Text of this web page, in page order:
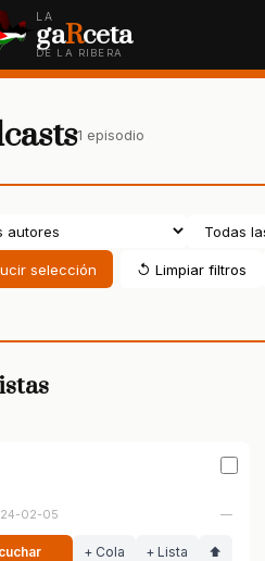
LA
gaRceta
DE LA RIBERA
1 episodio
selección ↺ Limpiar filtros
02-05 —
+ Cola + Lista ⬆